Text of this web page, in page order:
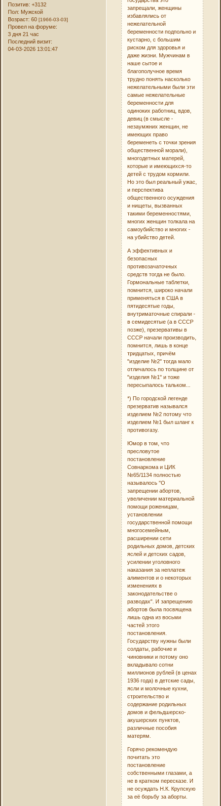
Позитив: +3132
Пол: Мужской
Возраст: 60[1966-03-03]
Провел на форуме:
3 дня 21 час
Последний визит:
04-03-2026 13:01:47
запрещали, женщины
избавлялись от
нежелательной
беременности подпольно и
кустарно, с большим
риском для здоровья и
даже жизни. Мужчинам в
наше сытое и
благополучное время
трудно понять насколько
нежелательными были эти
самые нежелательные
беременности для
одиноких работниц, вдов,
девиц (в смысле -
незаумжних женщин, не
имеющих право
беременеть с точки зрения
общественной морали),
многодетных матерей,
которые и имеющихся-то
детей с трудом кормили.
Но это был реальный ужас,
и перспектива
общественного осуждения
и нищеты, вызванных
такими беременностями,
многих женщин толкала на
самоубийство и многих -
на убийство детей.
А эффективных и
безопасных
противозачаточных
средств тогда не было.
Гормональные таблетки,
помнится, широко начали
применяться в США в
пятидесятые годы,
внутриматочные спирали -
в семидесятые (а в СССР
позже), презервативы в
СССР начали производить,
помнится, лишь в конце
тридцатых, причём
"изделие №2" тогда мало
отличалось по толщине от
"изделия №1" и тоже
пересыпалось тальком...
*) По городской легенде
презерватив назывался
изделием №2 потому что
изделием №1 был шланг к
противогазу.
Юмор в том, что
пресловутое
постановление
Совнаркома и ЦИК
№65/1134 полностью
называлось "О
запрещении абортов,
увеличении материальной
помощи роженицам,
установлении
государственной помощи
многосемейным,
расширении сети
родильных домов, детских
яслей и детских садов,
усилении уголовного
наказания за неплатеж
алиментов и о некоторых
изменениях в
законодательстве о
разводах". И запрещению
абортов была посвящена
лишь одна из восьми
частей этого
постановления.
Государству нужны были
солдаты, рабочие и
чиновники и потому оно
вкладывало сотни
миллионов рублей (в ценах
1936 года) в детские сады,
ясли и молочные кухни,
строительство и
содержание родильных
домов и фельдшерско-
акушерских пунктов,
различные пособия
матерям.
Горячо рекомендую
почитать это
постановление
собственными глазами, а
не в кратком пересказе. И
не осуждать Н.К. Крупскую
за её борьбу за аборты.